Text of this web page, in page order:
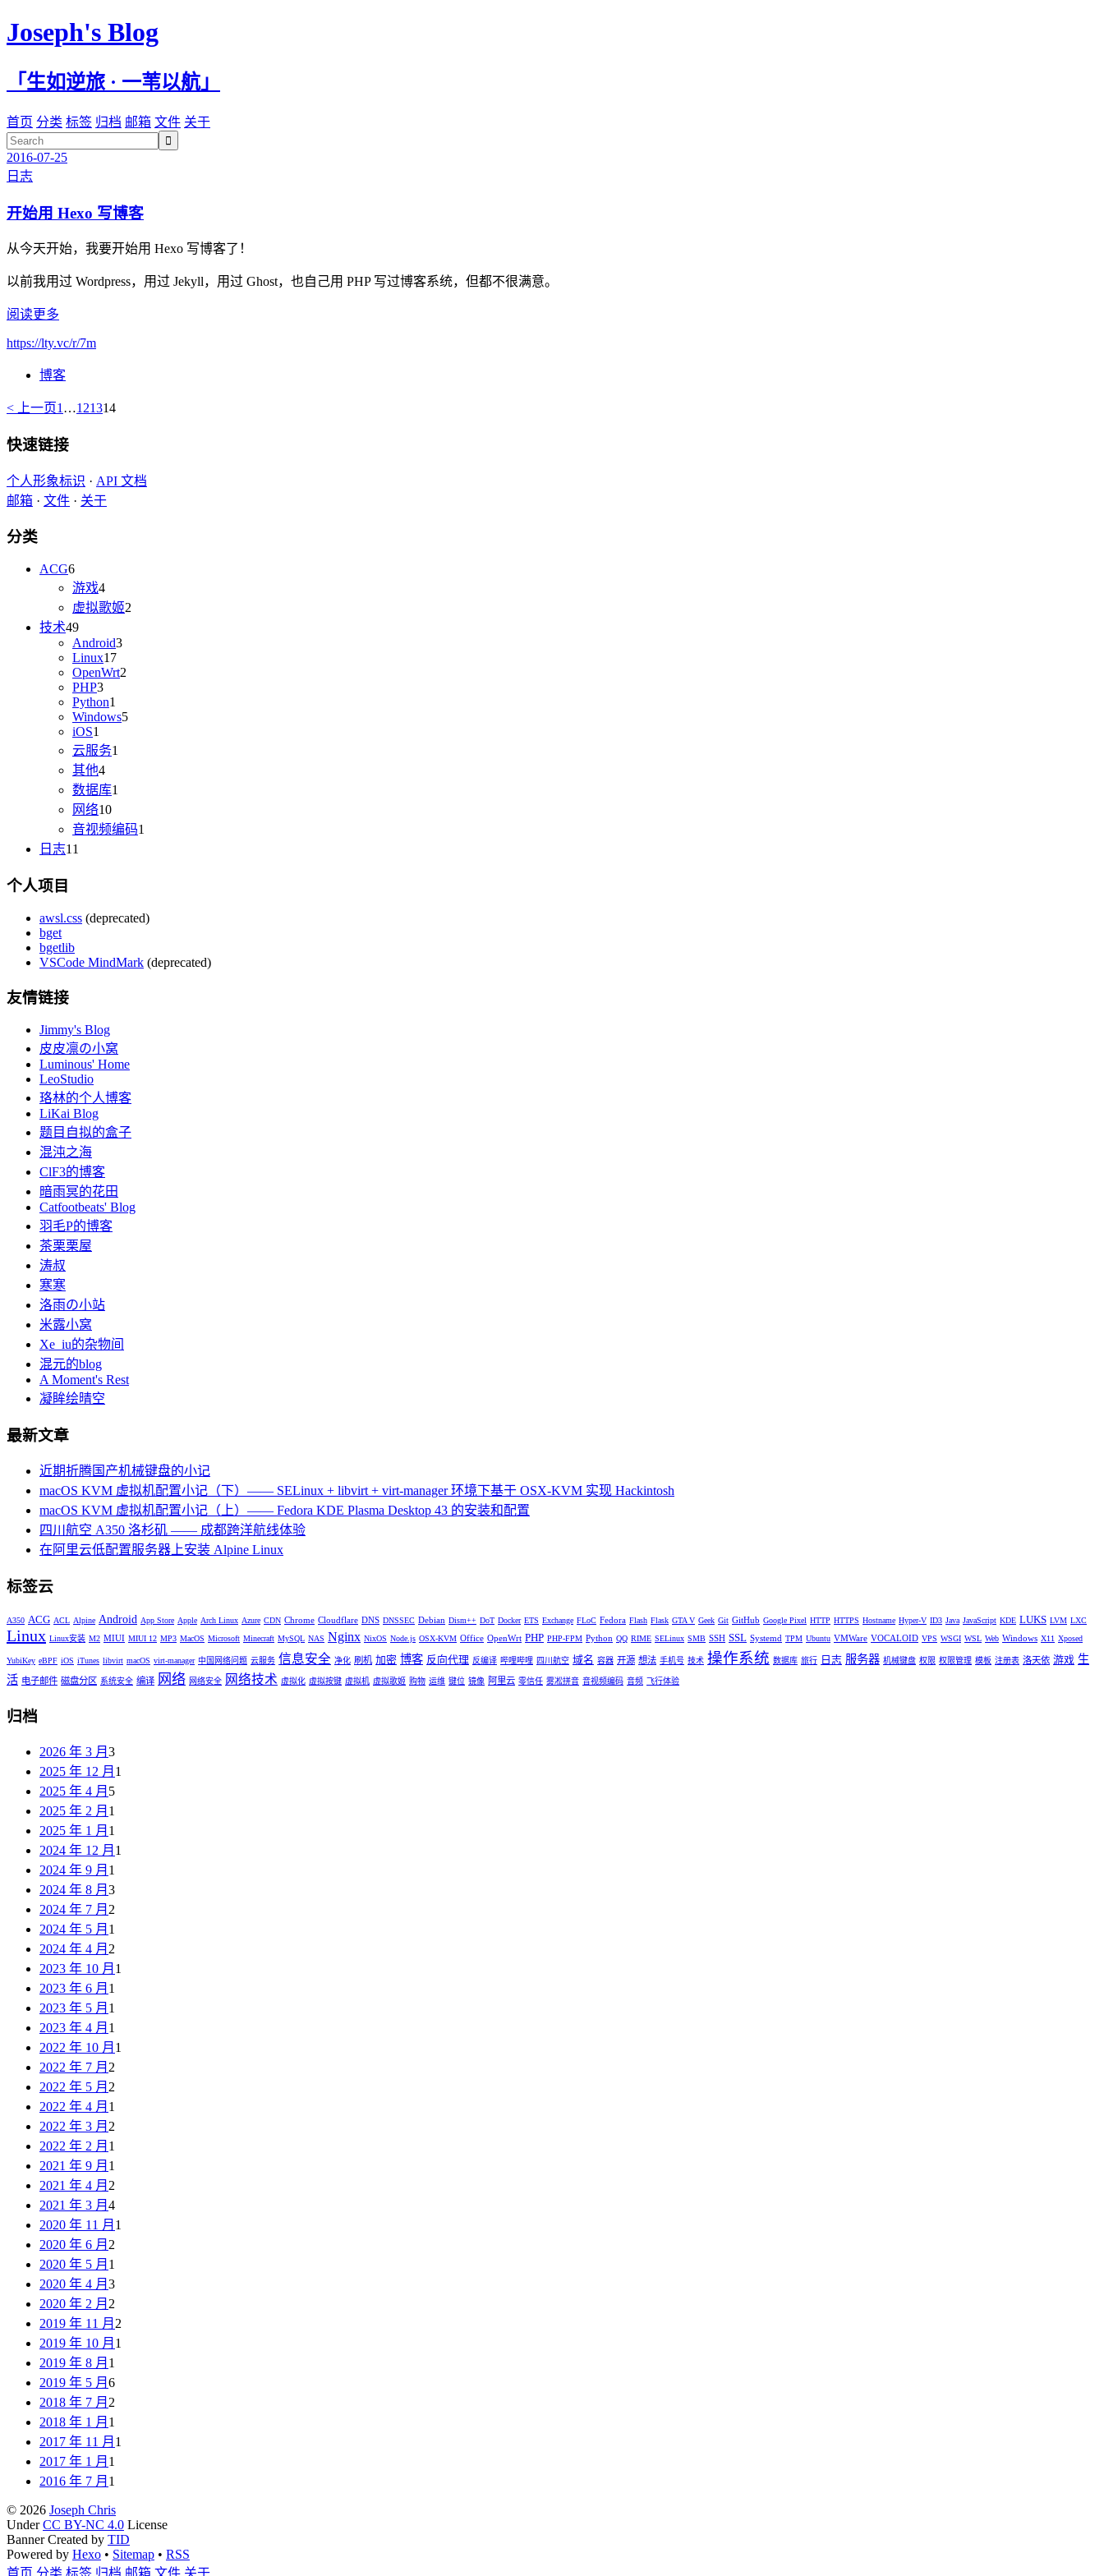
Joseph's Blog
「生如逆旅 · 一苇以航」
首页 分类 标签 归档 邮箱 文件 关于

2016-07-25
日志
开始用 Hexo 写博客
从今天开始，我要开始用 Hexo 写博客了！
以前我用过 Wordpress，用过 Jekyll，用过 Ghost，也自己用 PHP 写过博客系统，但都不很满意。
阅读更多
https://lty.vc/r/7m
博客
< 上一页1 …121314
快速链接
个人形象标识 · API 文档
邮箱 · 文件 · 关于
分类
ACG6
游戏4
虚拟歌姬2
技术49
Android3
Linux17
OpenWrt2
PHP3
Python1
Windows5
iOS1
云服务1
其他4
数据库1
网络10
音视频编码1
日志11
个人项目
awsl.css (deprecated)
bget
bgetlib
VSCode MindMark (deprecated)
友情链接
Jimmy's Blog
皮皮凛の小窝
Luminous' Home
LeoStudio
珞林的个人博客
LiKai Blog
题目自拟的盒子
混沌之海
ClF3的博客
暗雨冥的花田
Catfootbeats' Blog
羽毛P的博客
茶栗栗屋
涛叔
寒寒
洛雨の小站
米露小窝
Xe_iu的杂物间
混元的blog
A Moment's Rest
凝眸绘晴空
最新文章
近期折腾国产机械键盘的小记
macOS KVM 虚拟机配置小记（下）—— SELinux + libvirt + virt-manager 环境下基于 OSX-KVM 实现 Hackintosh
macOS KVM 虚拟机配置小记（上）—— Fedora KDE Plasma Desktop 43 的安装和配置
四川航空 A350 洛杉矶 —— 成都跨洋航线体验
在阿里云低配置服务器上安装 Alpine Linux
标签云
A350 ACG ACL Alpine Android App Store Apple Arch Linux Azure CDN Chrome Cloudflare DNS DNSSEC Debian Dism++ DoT Docker ETS Exchange FLoC Fedora Flash Flask GTA V Geek Git GitHub Google Pixel HTTP HTTPS Hostname Hyper-V ID3 Java JavaScript KDE LUKS LVM LXC
Linux Linux安装 M2 MIUI MIUI 12 MP3 MacOS Microsoft Minecraft MySQL NAS Nginx NixOS Node.js OSX-KVM Office OpenWrt PHP PHP-FPM Python QQ RIME SELinux SMB SSH SSL Systemd TPM Ubuntu VMWare VOCALOID VPS WSGI WSL Web Windows X11 Xposed
YubiKey eBPF iOS iTunes libvirt macOS virt-manager 中国网络问题 云服务 信息安全 净化 刷机 加密 博客 反向代理 反编译 哔哩哔哩 四川航空 域名 容器 开源 想法 手机号 技术 操作系统 数据库 旅行 日志 服务器 机械键盘 权限 权限管理 模板 注册表 洛天依 游戏 生
活 电子邮件 磁盘分区 系统安全 编译 网络 网络安全 网络技术 虚拟化 虚拟按键 虚拟机 虚拟歌姬 购物 运维 键位 镜像 阿里云 零信任 雾凇拼音 音视频编码 音频 飞行体验
归档
2026 年 3 月 3
2025 年 12 月 1
2025 年 4 月 5
2025 年 2 月 1
2025 年 1 月 1
2024 年 12 月 1
2024 年 9 月 1
2024 年 8 月 3
2024 年 7 月 2
2024 年 5 月 1
2024 年 4 月 2
2023 年 10 月 1
2023 年 6 月 1
2023 年 5 月 1
2023 年 4 月 1
2022 年 10 月 1
2022 年 7 月 2
2022 年 5 月 2
2022 年 4 月 1
2022 年 3 月 2
2022 年 2 月 1
2021 年 9 月 1
2021 年 4 月 2
2021 年 3 月 4
2020 年 11 月 1
2020 年 6 月 2
2020 年 5 月 1
2020 年 4 月 3
2020 年 2 月 2
2019 年 11 月 2
2019 年 10 月 1
2019 年 8 月 1
2019 年 5 月 6
2018 年 7 月 2
2018 年 1 月 1
2017 年 11 月 1
2017 年 1 月 1
2016 年 7 月 1
© 2026 Joseph Chris
UnderCC BY-NC 4.0 License
Banner Created by TID
Powered by Hexo • Sitemap • RSS